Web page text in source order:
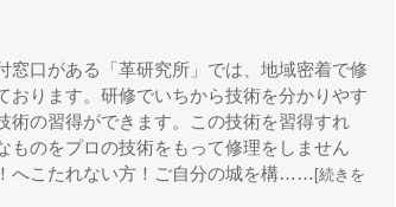
窓口がある「革研究所」では、地域密着で修
おります。研修でいちから技術を分かりやす
術の習得ができます。この技術を習得すれ
ものをプロの技術をもって修理をしません
へこたれない方！ご自分の城を構…… [続きを